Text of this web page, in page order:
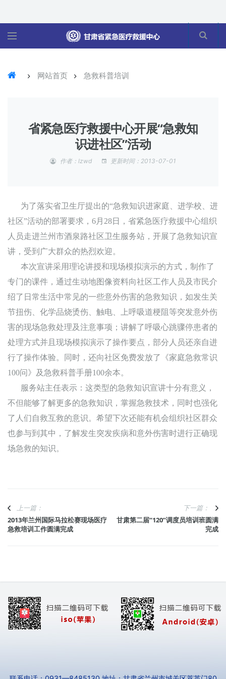
网站首页 急救科普培训
省紧急医疗救援中心开展“急救知
识进社区”活动
作者：lzwd 更新时间：2013-07-01
为了落实省卫生厅提出的“急救知识进家庭、进学校、进
社区”活动的部署要求，6月28日，省紧急医疗救援中心组织
人员走进兰州市酒泉路社区卫生服务站，开展了急救知识宣
讲，受到广大群众的热烈欢迎。
本次宣讲采用理论讲授和现场模拟演示的方式，制作了
专门的课件，通过生动地图像资料向社区工作人员及市民介
绍了日常生活中常见的一些意外伤害的急救知识，如发生关
节扭伤、化学品烧烫伤、触电、上呼吸道梗阻等突发意外伤
害的现场急救处理及注意事项；讲解了呼吸心跳骤停患者的
处理方式并且现场模拟演示了操作要点，部分人员还亲自进
行了操作体验。同时，还向社区免费发放了《家庭急救常识
100问》及急救科普手册100余本。
服务站主任表示：这类型的急救知识宣讲十分有意义，
不但能够了解更多的急救知识，掌握急救技术，同时也强化
了人们自救互救的意识。希望下次还能有机会组织社区群众
也参与到其中，了解发生突发疾病和意外伤害时进行正确现
场急救的知识。
上一篇：
2013年兰州国际马拉松赛现场医疗
急救培训工作圆满完成
下一篇：
甘肃第二届“120”调度员培训班圆满
完成